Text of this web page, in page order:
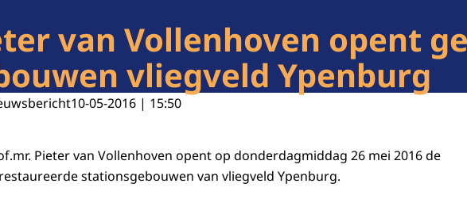
van Vollenhoven opent
vliegveld Ypenburg
10-05-2016 | 15:50
Pieter van Vollenhoven opent op donderdagmiddag 26 mei 2016 de
stationsgebouwen van vliegveld Ypenburg.